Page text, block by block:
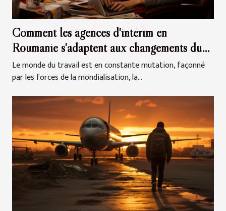
Comment les agences d'intérim en
Roumanie s'adaptent aux changements du
marché du travail international
Le monde du travail est en constante mutation, façonné
par les forces de la mondialisation, la...